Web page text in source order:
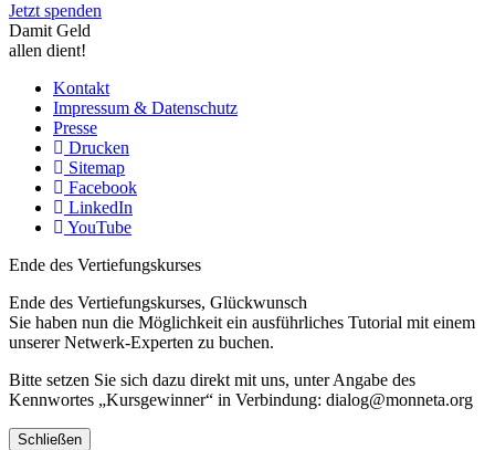
Jetzt spenden
Damit Geld
allen dient!
Kontakt
Impressum & Datenschutz
Presse
Drucken
Sitemap
Facebook
LinkedIn
YouTube
Ende des Vertiefungskurses
Ende des Vertiefungskurses, Glückwunsch
Sie haben nun die Möglichkeit ein ausführliches Tutorial mit einem
unserer Netwerk-Experten zu buchen.
Bitte setzen Sie sich dazu direkt mit uns, unter Angabe des
Kennwortes „Kursgewinner“ in Verbindung: dialog@monneta.org
Schließen